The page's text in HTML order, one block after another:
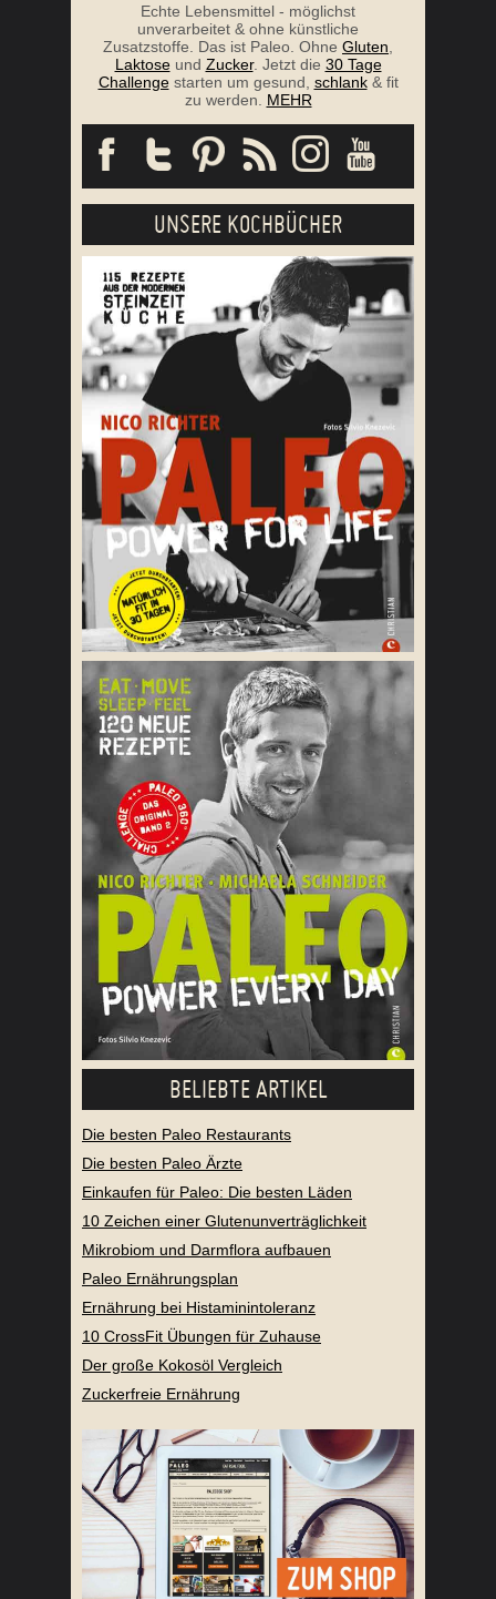
Echte Lebensmittel - möglichst
unverarbeitet & ohne künstliche
Zusatzstoffe. Das ist Paleo. Ohne Gluten
Laktoseund Zucker. Jetzt die 30 Tage
Challengestarten um gesund, schlank& fit
zu werden. MEHR
UNSERE KOCHBÜCHER
BELIEBTE ARTIKEL
Die besten Paleo Restaurants
Die besten Paleo Ärzte
Einkaufen für Paleo: Die besten Läden
10 Zeichen einer Glutenunverträglichkeit
Mikrobiom und Darmflora aufbauen
Paleo Ernährungsplan
Ernährung bei Histaminintoleranz
10 CrossFit Übungen für Zuhause
Der große Kokosöl Vergleich
Zuckerfreie Ernährung